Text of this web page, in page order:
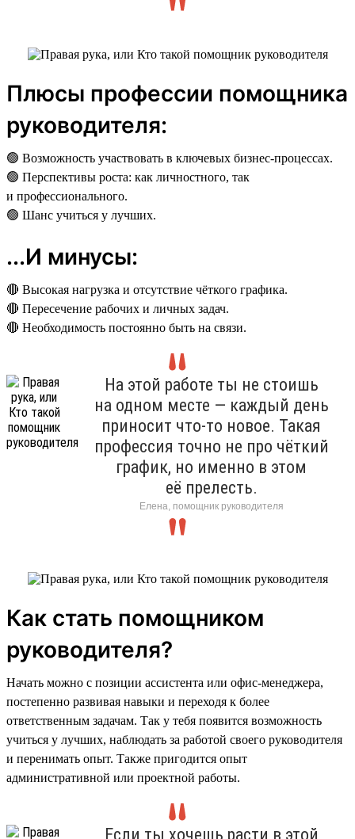
Плюсы профессии помощника
руководителя:
🟢 Возможность участвовать в ключевых бизнес-процессах.
🟢 Перспективы роста: как личностного, так
и профессионального.
🟢 Шанс учиться у лучших.
...И минусы:
🔴 Высокая нагрузка и отсутствие чёткого графика.
🔴 Пересечение рабочих и личных задач.
🔴 Необходимость постоянно быть на связи.
На этой работе ты не стоишь
на одном месте — каждый день
приносит что-то новое. Такая
профессия точно не про чёткий
график, но именно в этом
её прелесть.
Елена, помощник руководителя
Как стать помощником
руководителя?
Начать можно с позиции ассистента или офис-менеджера,
постепенно развивая навыки и переходя к более
ответственным задачам. Так у тебя появится возможность
учиться у лучших, наблюдать за работой своего руководителя
и перенимать опыт. Также пригодится опыт
административной или проектной работы.
Если ты хочешь расти в этой